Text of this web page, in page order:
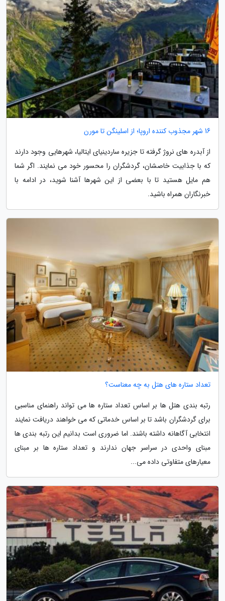
16 شهر مجذوب کننده اروپا؛ از اسلینگن تا مورن
از آبدره های نروژ گرفته تا جزیره ساردینیای ایتالیا، شهرهایی وجود دارند
که با جذابیت خاصشان، گردشگران را محسور خود می نمایند. اگر شما
هم مایل هستید تا با بعضی از این شهرها آشنا شوید، در ادامه با
خبرنگاران همراه باشید.
تعداد ستاره های هتل به چه معناست؟
رتبه بندی هتل ها بر اساس تعداد ستاره ها می تواند راهنمای مناسبی
برای گردشگران باشد تا بر اساس خدماتی که می خواهند دریافت نمایند
انتخابی آگاهانه داشته باشند. اما ضروری است بدانیم این رتبه بندی ها
مبنای واحدی در سراسر جهان ندارند و تعداد ستاره ها بر مبنای
معیارهای متفاوتی داده می...